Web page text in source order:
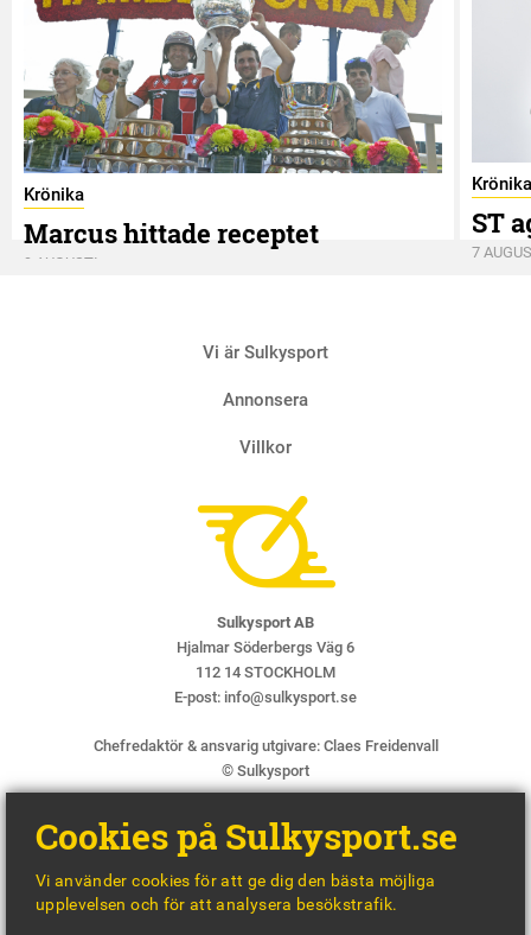
Krönika
Marcus hittade receptet
9 AUGUSTI
Krönika
ST
7
Vi är Sulkysport
Annonsera
Villkor
Sulkysport AB
Hjalmar Söderbergs Väg 6
112 14 STOCKHOLM
E-post: info@sulkysport.se
Chefredaktör & ansvarig utgivare: Claes Freidenvall
© Sulkysport
BY
Cookies på Sulkysport.se
Vi använder cookies för att ge dig den bästa möjliga
upplevelsen och för att analysera besökstrafik.